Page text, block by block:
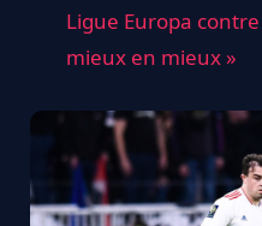
Ligue Europa
mieux en mieux »